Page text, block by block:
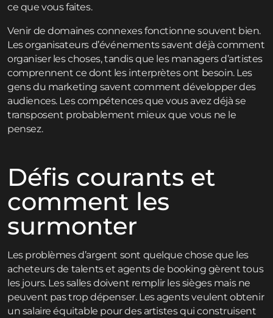
ce que vous faites.
Venir de domaines connexes fonctionne souvent bien.
Les organisateurs d’événements savent déjà comment
organiser les choses, tandis que les managers d’artistes
comprennent ce dont les interprètes ont besoin. Les
gens du marketing savent comment développer des
audiences. Les compétences que vous avez déjà se
transposent probablement mieux que vous ne le
pensez.
Défis courants et
comment les
surmonter
Les problèmes d’argent sont quelque chose que les
acheteurs de talents et agents de booking gèrent tous
les jours. Les salles doivent remplir les sièges mais ne
peuvent pas trop dépenser. Les agents veulent obtenir
un salaire équitable pour des artistes qui construisent